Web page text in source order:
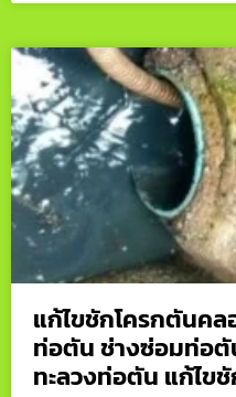
แก้ไขชักโครกตันคล
ท่อตัน ช่างซ่อมท่อ
ทะลวงท่อตัน แก้ไข